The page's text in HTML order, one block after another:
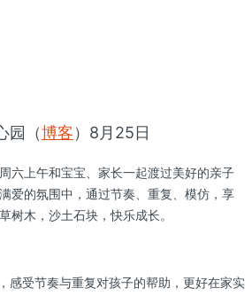
园（博客）8月25日
六上午和宝宝、家长一起渡过美好的亲子
爱的氛围中，通过节奏、重复、模仿，享
树木，沙土石块，快乐成长。
感受节奏与重复对孩子的帮助，更好在家实